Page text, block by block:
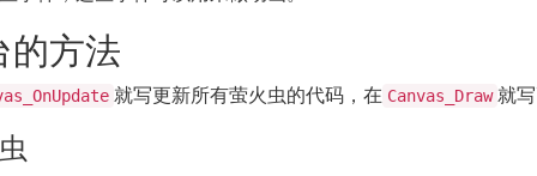
的方法
就写更新所有萤火虫的代码，在 Canvas_Draw 就